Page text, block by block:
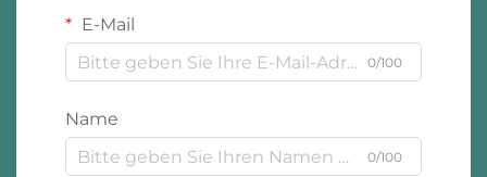
E-Mail
0/100
Name
0/100